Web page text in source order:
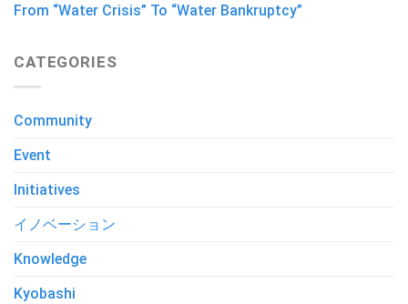
From “Water Crisis” To “Water Bankruptcy”
CATEGORIES
Community
Event
Initiatives
イノベーション
Knowledge
Kyobashi